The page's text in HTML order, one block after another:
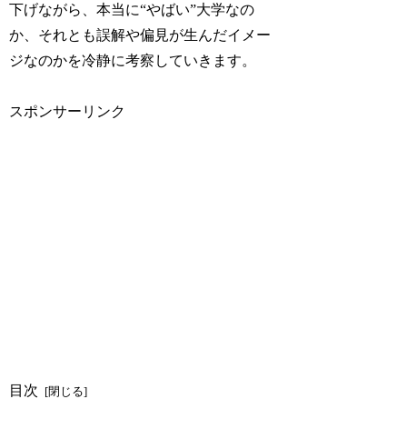
下げながら、本当に“やばい”大学なの
か、それとも誤解や偏見が生んだイメー
ジなのかを冷静に考察していきます。
スポンサーリンク
目次